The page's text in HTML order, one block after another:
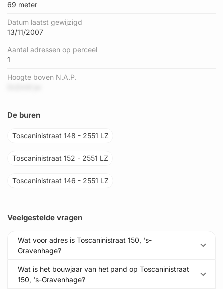
69 meter
Datum laatst gewijzigd
13/11/2007
Aantal adressen op perceel
1
Hoogte boven N.A.P.
De buren
Toscaninistraat 148 - 2551 LZ
Toscaninistraat 152 - 2551 LZ
Toscaninistraat 146 - 2551 LZ
Veelgestelde vragen
Wat voor adres is Toscaninistraat 150, 's-
Gravenhage?
Wat is het bouwjaar van het pand op Toscaninistraat
150, 's-Gravenhage?